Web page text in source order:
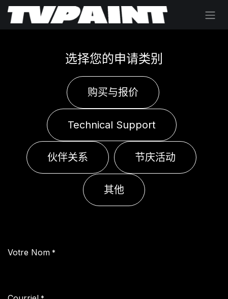
跳至内容
选择您的申请类别
购买与报价
Technical Support
伙伴关系 节庆活动
其他
Votre Nom *